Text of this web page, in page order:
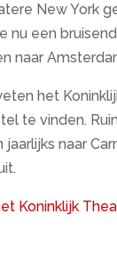
New York
nu een
naar
het
te vinden.
naar
Koninklijk